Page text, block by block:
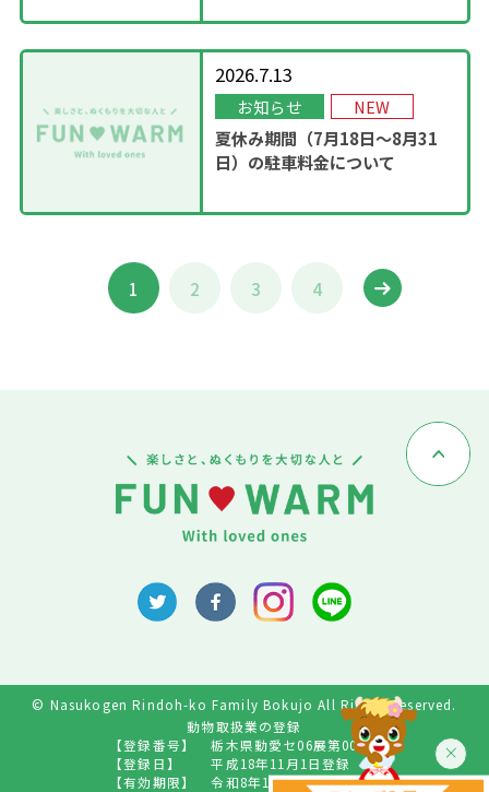
2026.7.13
お知らせ NEW
夏休み期間（7月18日～8月31
日）の駐車料金について
1 2 3 4
© Nasukogen Rindoh-ko Family Bokujo All Rights Reserved.
動物取扱業の登録
【登録番号】
栃木県動愛セ06展第009号
【登録日】
平成18年11月1日登録
【有効期限】
令和8年10月31日